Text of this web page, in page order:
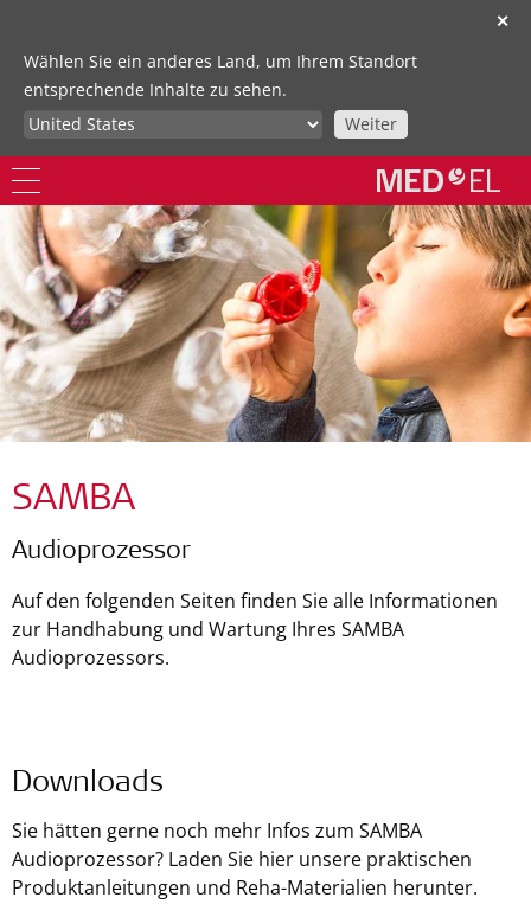
✕
Wählen Sie ein anderes Land, um Ihrem Standort
entsprechende Inhalte zu sehen.
Weiter
SAMBA
Audioprozessor
Auf den folgenden Seiten finden Sie alle Informationen
zur Handhabung und Wartung Ihres SAMBA
Audioprozessors.
Downloads
Sie hätten gerne noch mehr Infos zum SAMBA
Audioprozessor? Laden Sie hier unsere praktischen
Produktanleitungen und Reha-Materialien herunter.